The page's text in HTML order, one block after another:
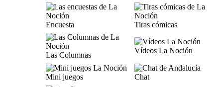
Encuesta Tiras cómicas
Las Columnas
Vídeos La Noción
Mini juegos
Chat